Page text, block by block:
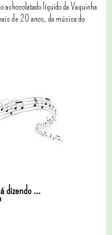
líquido da Vaquinha
de 20 anos, da música do
dizendo ...